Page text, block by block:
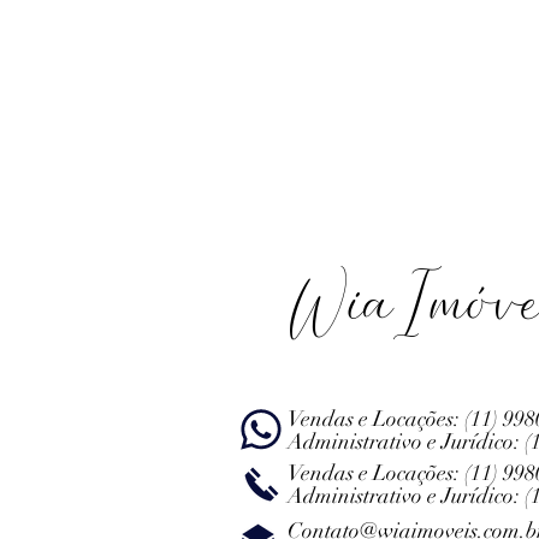
Vendas e Locações: (11)
Administrativo e Jurídico:
Vendas e Locações: (11)
Administrativo e Jurídico: